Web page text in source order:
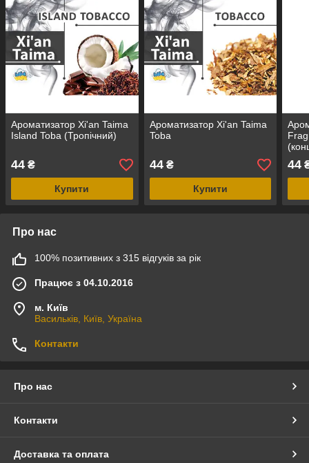
Ароматизатор Xi'an Taima
Island Toba (Тропічний)
44 ₴
Купити
Ароматизатор Xi'an Taima
Toba
44₴
Купити
44
Про нас
100% позитивних з 315 відгуків за рік
Працює з 04.10.2016
м. Київ
Васильків, Київ, Україна
Контакти
Про нас
Контакти
Доставка та оплата